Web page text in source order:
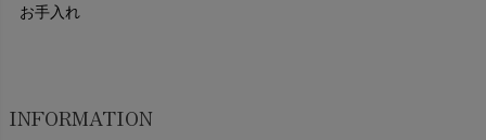
お手入れ
INFORMATION